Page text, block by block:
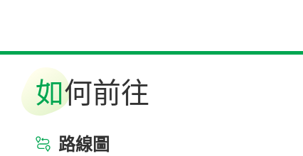
如何前往
路線圖